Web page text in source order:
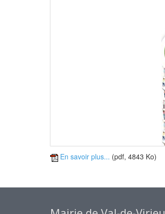
En savoir plus... (pdf, 4843 Ko)